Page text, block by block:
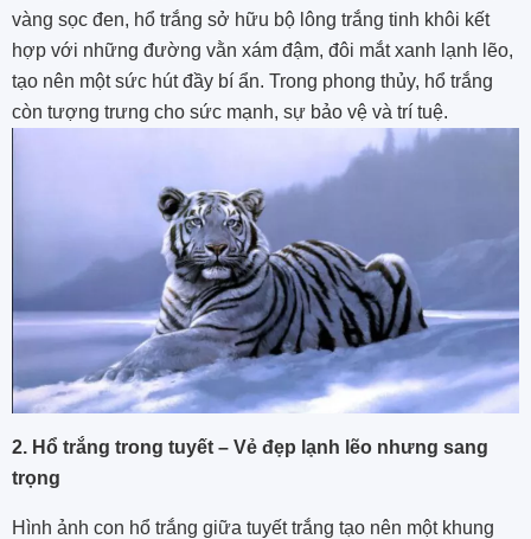
vàng sọc đen, hổ trắng sở hữu bộ lông trắng tinh khôi kết
hợp với những đường vằn xám đậm, đôi mắt xanh lạnh lẽo,
tạo nên một sức hút đầy bí ẩn. Trong phong thủy, hổ trắng
còn tượng trưng cho sức mạnh, sự bảo vệ và trí tuệ.
2. Hổ trắng trong tuyết – Vẻ đẹp lạnh lẽo nhưng sang
trọng
Hình ảnh con hổ trắng giữa tuyết trắng tạo nên một khung